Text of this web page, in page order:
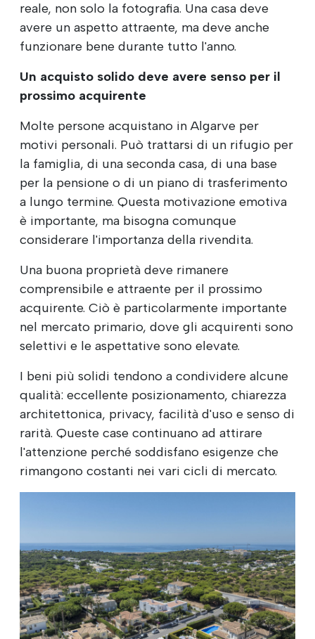
reale, non solo la fotografia. Una casa deve
avere un aspetto attraente, ma deve anche
funzionare bene durante tutto l'anno.
Un acquisto solido deve avere senso per il
prossimo acquirente
Molte persone acquistano in Algarve per
motivi personali. Può trattarsi di un rifugio per
la famiglia, di una seconda casa, di una base
per la pensione o di un piano di trasferimento
a lungo termine. Questa motivazione emotiva
è importante, ma bisogna comunque
considerare l'importanza della rivendita.
Una buona proprietà deve rimanere
comprensibile e attraente per il prossimo
acquirente. Ciò è particolarmente importante
nel mercato primario, dove gli acquirenti sono
selettivi e le aspettative sono elevate.
I beni più solidi tendono a condividere alcune
qualità: eccellente posizionamento, chiarezza
architettonica, privacy, facilità d'uso e senso di
rarità. Queste case continuano ad attirare
l'attenzione perché soddisfano esigenze che
rimangono costanti nei vari cicli di mercato.